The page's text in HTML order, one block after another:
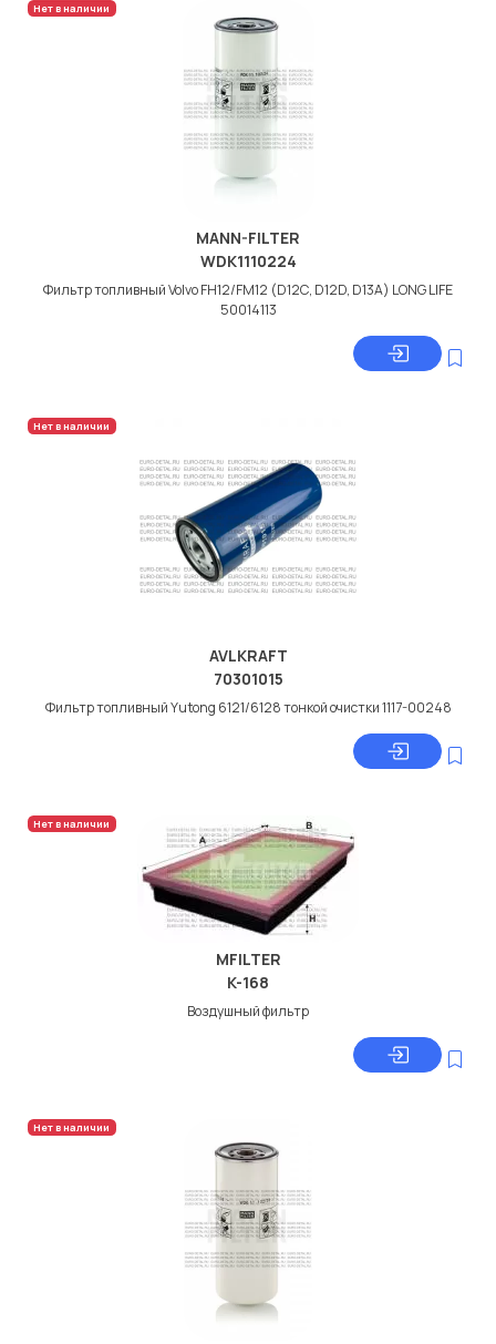
Нет в наличии
MANN-FILTER
WDK1110224
Фильтр топливный Volvo FH12/FM12 (D12С, D12D, D13A) LONG LIFE
50014113
Нет в наличии
AVLKRAFT
70301015
Фильтр топливный Yutong 6121/6128 тонкой очистки 1117-00248
Нет в наличии
MFILTER
K-168
Воздушный фильтр
Нет в наличии